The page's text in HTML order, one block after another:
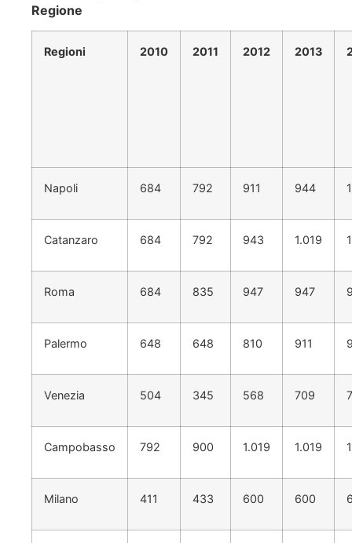
Regione
Regioni 2010 2011 2012 2013
Napoli 684 792 911 944
Catanzaro 684 792 943 1.019
Roma 684 835 947 947
Palermo 648 648 810 911
Venezia 504 345 568 709
Campobasso 792 900 1.019 1.019
Milano 411 433 600 600